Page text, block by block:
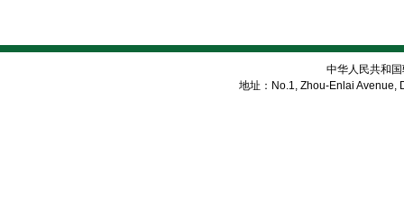
中华人民共和
地址：No.1, Zhou-Enlai Avenue,